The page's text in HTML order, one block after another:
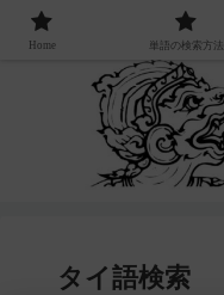
タイ語検索
Home 単語の検索方法